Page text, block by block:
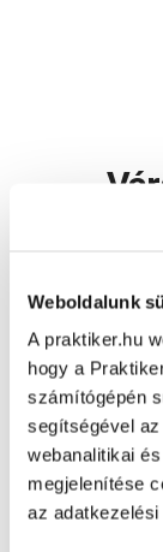
Weboldalunk
A praktiker.hu
hogy a
számítógépén
segítségével
webanalitikai
megjelenítése
az